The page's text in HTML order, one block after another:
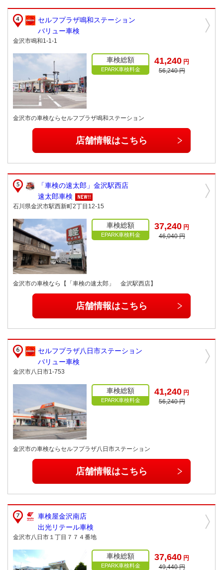
セルフプラザ鳴和ステーション
バリュー車検
金沢市鳴和1-1-1
車検総額
EPARK車検料金
41,240 円
56,240 円
金沢市の車検ならセルフプラザ鳴和ステーション
店舗情報はこちら
「車検の速太郎」金沢駅西店
速太郎車検
石川県金沢市駅西新町2丁目12-15
車検総額
EPARK車検料金
37,240 円
46,040 円
金沢市の車検なら【「車検の速太郎」 金沢駅西店】
店舗情報はこちら
セルフプラザ八日市ステーション
バリュー車検
金沢市八日市1-753
車検総額
EPARK車検料金
41,240 円
56,240 円
金沢市の車検ならセルフプラザ八日市ステーション
店舗情報はこちら
車検屋金沢南店
出光リテール車検
金沢市八日市１丁目７７４番地
車検総額
EPARK車検料金
37,640 円
49,440 円